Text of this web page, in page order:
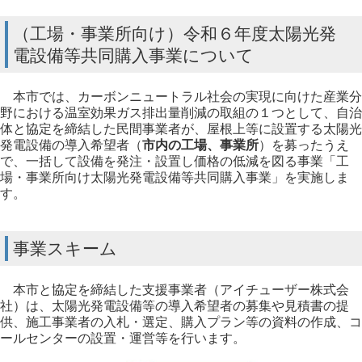
（工場・事業所向け）令和６年度太陽光発
電設備等共同購入事業について
本市では、カーボンニュートラル社会の実現に向けた産業分
野における温室効果ガス排出量削減の取組の１つとして、自治
体と協定を締結した民間事業者が、屋根上等に設置する太陽光
発電設備の導入希望者（市内の工場、事業所）を募ったうえ
で、一括して設備を発注・設置し価格の低減を図る事業「工
場・事業所向け太陽光発電設備等共同購入事業」を実施しま
す。
事業スキーム
本市と協定を締結した支援事業者（アイチューザー株式会
社）は、太陽光発電設備等の導入希望者の募集や見積書の提
供、施工事業者の入札・選定、購入プラン等の資料の作成、コ
ールセンターの設置・運営等を行います。